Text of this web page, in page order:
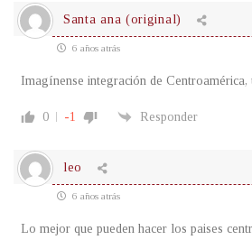
Santa ana (original)
6 años atrás
Imagínense integración de Centroamérica,
0 -1 Responder
leo
6 años atrás
Lo mejor que pueden hacer los paises